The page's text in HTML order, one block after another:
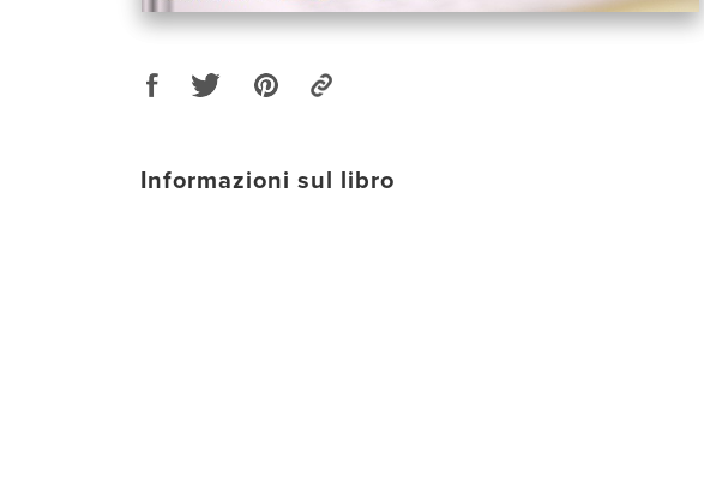
Informazioni sul libro